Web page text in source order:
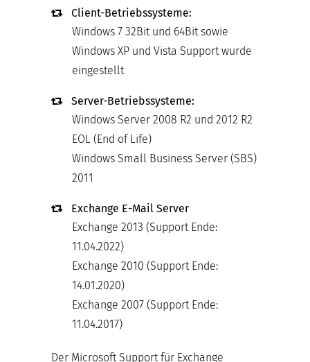
Client-Betriebssysteme:
Windows 7 32Bit und 64Bit sowie
Windows XP und Vista Support wurde
eingestellt
Server-Betriebssysteme:
Windows Server 2008 R2 und 2012 R2
EOL (End of Life)
Windows Small Business Server (SBS)
2011
Exchange E-Mail Server
Exchange 2013 (Support Ende:
11.04.2022)
Exchange 2010 (Support Ende:
14.01.2020)
Exchange 2007 (Support Ende:
11.04.2017)
Der Microsoft Support für Exchange